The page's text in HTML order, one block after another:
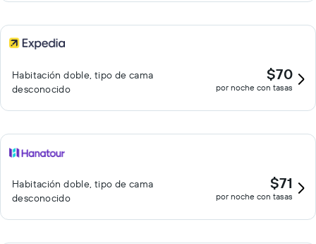
Habitación doble, tipo de cama
desconocido
$70
por noche con tasas
Habitación doble, tipo de cama
desconocido
$71
por noche con tasas